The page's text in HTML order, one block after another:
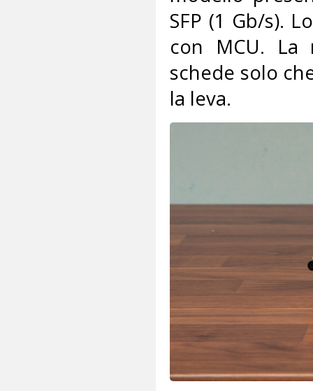
SFP (1 Gb/s).
con MCU.
schede solo
la leva.